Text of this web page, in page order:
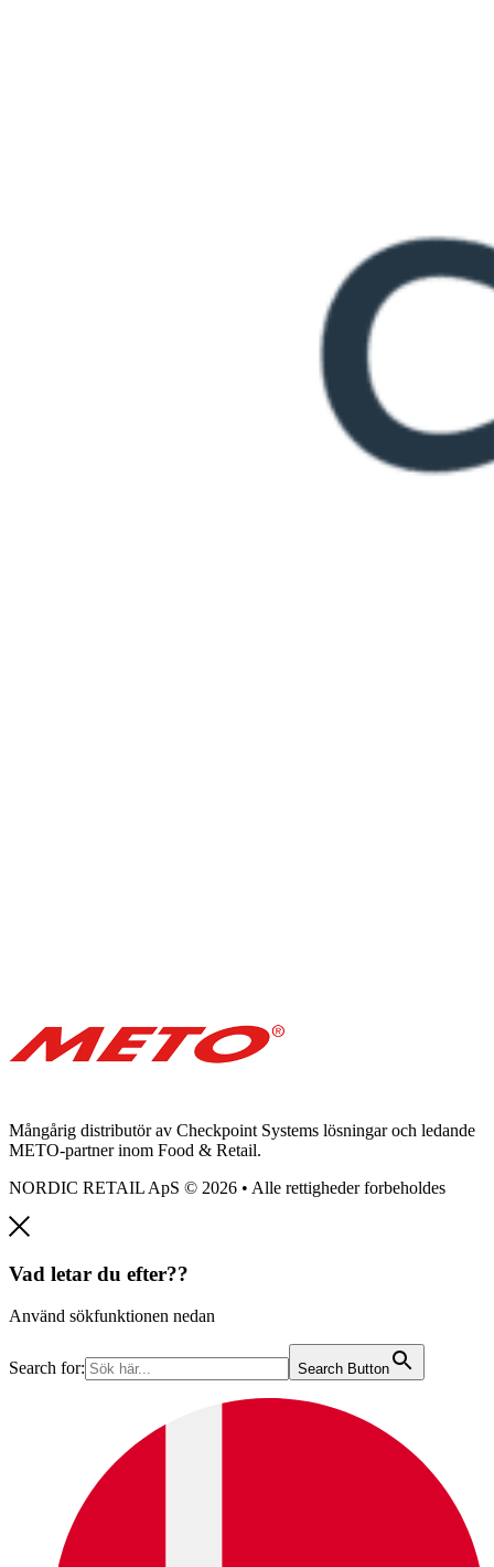
Mångårig distributör av Checkpoint Systems lösningar och ledande
METO-partner inom Food & Retail.
NORDIC RETAIL ApS © 2026 • Alle rettigheder forbeholdes
Vad letar du efter??
Använd sökfunktionen nedan
Search for: Search Button